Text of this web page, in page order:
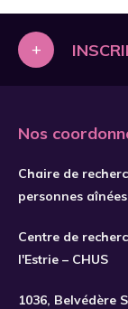
+
Nos
Chaire de
personnes aînées
Centre de
l'Estrie – CHUS
1036, Belvédère